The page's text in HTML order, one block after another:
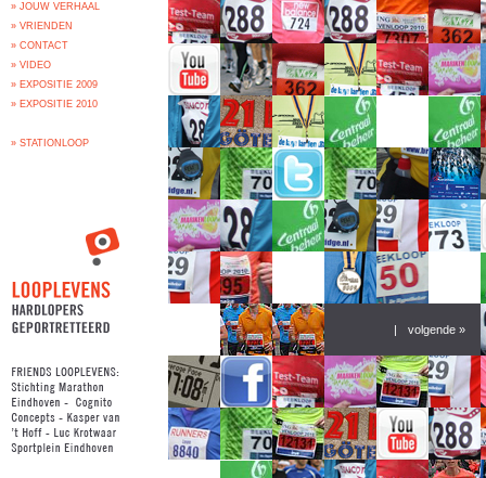
» JOUW VERHAAL
» VRIENDEN
» CONTACT
» VIDEO
» EXPOSITIE 2009
» EXPOSITIE 2010
» STATIONLOOP
| volgende »